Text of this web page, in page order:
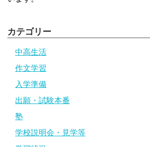
カテゴリー
中高生活
作文学習
入学準備
出願・試験本番
塾
学校説明会・見学等